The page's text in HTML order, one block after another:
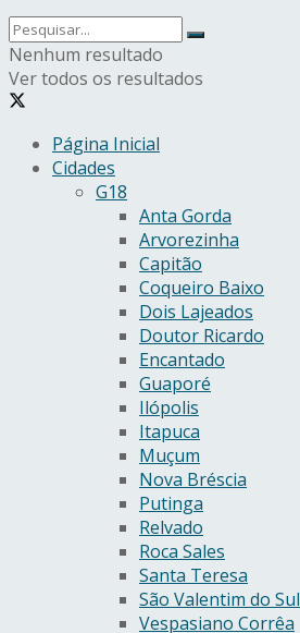
Nenhum resultado
Ver todos os resultados
Página Inicial
Cidades
G18
Anta Gorda
Arvorezinha
Capitão
Coqueiro Baixo
Dois Lajeados
Doutor Ricardo
Encantado
Guaporé
Ilópolis
Itapuca
Muçum
Nova Bréscia
Putinga
Relvado
Roca Sales
Santa Teresa
São Valentim do Sul
Vespasiano Corrêa